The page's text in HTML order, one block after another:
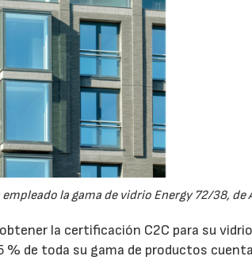
la gama de vidrio Energy 72/38, de
la certificación C2C para su
de toda su gama de productos